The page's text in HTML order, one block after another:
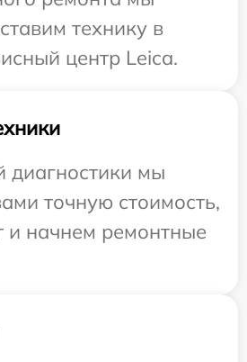
технику в
центр Leica.
диагностики мы
точную стоимость,
и начнем ремонтные